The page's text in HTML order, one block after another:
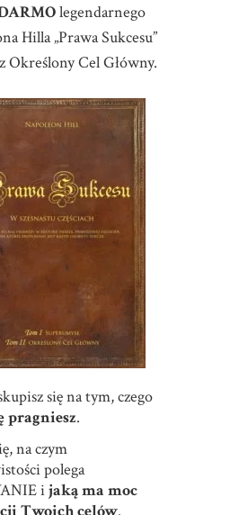
legendarnego
Hilla „Prawa Sukcesu”
Określony Cel Główny.
się na tym, czego
pragniesz.
na czym
polega
ijaką ma moc